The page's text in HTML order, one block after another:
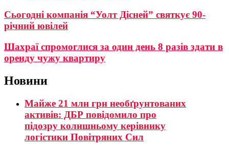
Сьогодні компанія “Уолт Дісней” святкує 90-
річний ювілей
Шахраї спромоглися за один день 8 разів здати в
оренду чужу квартиру
Новини
Майже 21 млн грн необґрунтованих
активів: ДБР повідомило про
підозру колишньому керівнику
логістики Повітряних Сил